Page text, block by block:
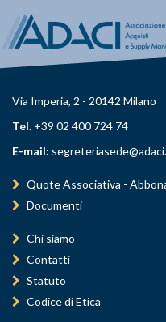
Via Imperia, 2 - 20142 Milano
Tel. +39 02 400 724 74
E-mail:
Quote Associativa -
Documenti
Chi siamo
Contatti
Statuto
Codice di Etica